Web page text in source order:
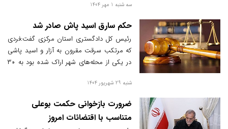
سه شنبه 1 مهر 1404
حکم سارق اسید پاش صادر شد
رئیس کل دادگستری استان مرکزی گفت:فردی
که مرتکب سرقت مقرون به آزار و اسید پاشی
در یکی از محله‌های شهر اراک شده بود به ۳۰
همراه ۱۰ سال حبس بابت سرقت مقرون به
محکوم شد.
شنبه 29 شهریور 1404
ضرورت بازخوانی حکمت بوعلی
متناسب با اقتضائات امروز